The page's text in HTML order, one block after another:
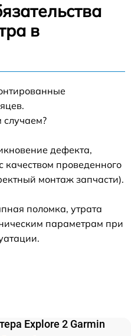
в
случаем?
дефекта,
проведенного
монтаж запчасти).
поломка, утрата
параметрам при
Explore 2 Garmin